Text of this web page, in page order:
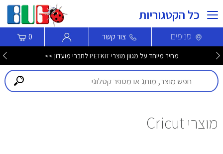
כל הקטגוריות
סניפים צור קשר 0
מחיר מיוחד על מגוון מוצרי PETKIT לחברי מועדון >>
מוצרי Cricut